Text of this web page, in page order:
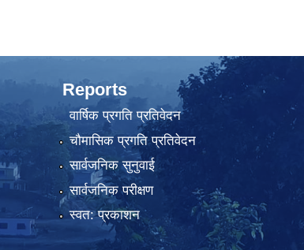
Reports
वार्षिक प्रगति प्रतिवेदन
चौमासिक प्रगति प्रतिवेदन
सार्वजनिक सुनुवाई
सार्वजनिक परीक्षण
स्वत: प्रकाशन